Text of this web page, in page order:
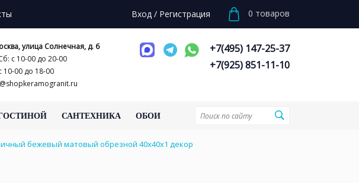
Вход / Регистрация 0 товаров
улица Солнечная, д. 6
с 10-00 до 20-00
10-00 до 18-00
+7(495) 147-25-37
+7(925) 851-11-10
САНТЕХНИКА ОБОИ
бежевый матовый обрезной 40x40x1 декор